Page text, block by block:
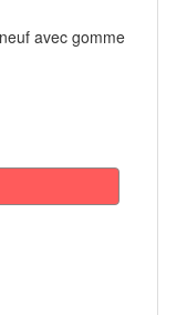
avec gomme